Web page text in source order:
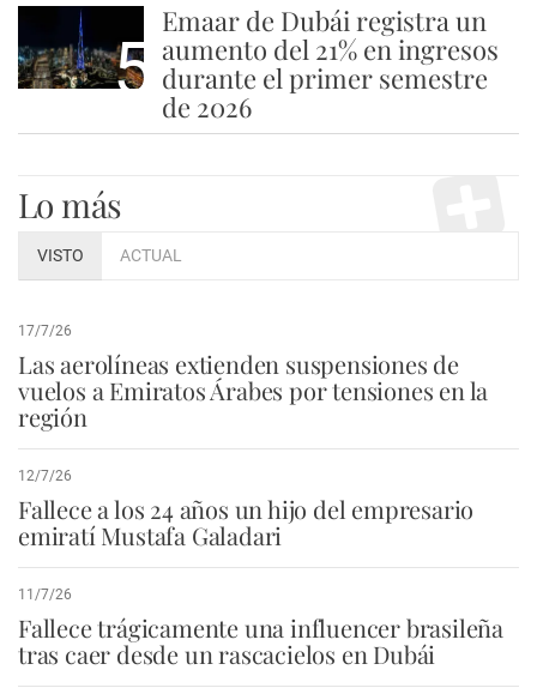
5
Emaar de Dubái registra un
aumento del 21% en ingresos
durante el primer semestre
de 2026
Lo más
VISTO ACTUAL
17/7/26
Las aerolíneas extienden suspensiones de
vuelos a Emiratos Árabes por tensiones en la
región
12/7/26
Fallece a los 24 años un hijo del empresario
emiratí Mustafa Galadari
11/7/26
Fallece trágicamente una influencer brasileña
tras caer desde un rascacielos en Dubái